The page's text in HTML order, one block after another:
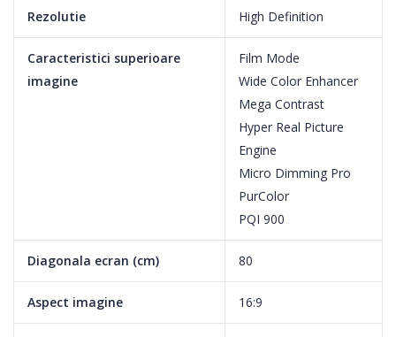
Rezolutie High Definition
Caracteristici superioare
imagine
Film Mode
Wide Color Enhancer
Mega Contrast
Hyper Real Picture
Engine
Micro Dimming Pro
PurColor
PQI 900
Diagonala ecran (cm) 80
Aspect imagine 16:9